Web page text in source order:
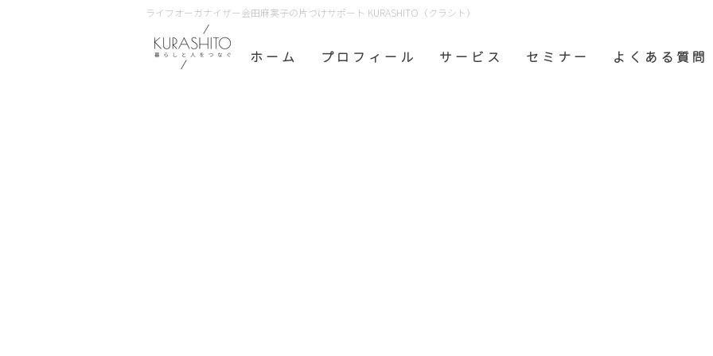
ライフオーガナイザー会田麻実子の片づけサポート KURASHITO（クラシト）
ホ ー ム プ ロ フ ィ ー ル サ ー ビ ス セ ミ ナ ー よ く あ る 質 問